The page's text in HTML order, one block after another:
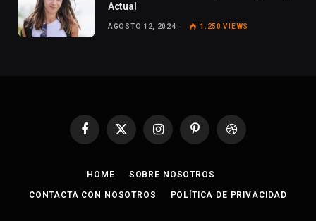
Actual
AGOSTO 12, 2024 1.250VIEWS
Facebook
X
InstagramPinterestDribbble
HOME SOBRE NOSOTROS
CONTACTA CON NOSOTROS POLÍTICA DE PRIVACIDAD